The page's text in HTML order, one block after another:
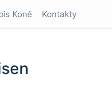
Koně Kontakty